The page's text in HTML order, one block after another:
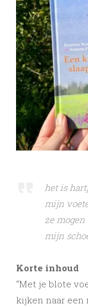
het is
mijn
ze
mijn
Korte inhoud
“Met je blote
kijken naar een